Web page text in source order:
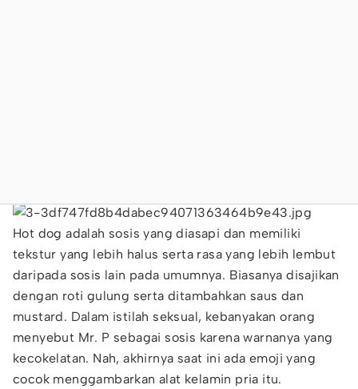
Hot dog adalah sosis yang diasapi dan memiliki
tekstur yang lebih halus serta rasa yang lebih lembut
daripada sosis lain pada umumnya. Biasanya disajikan
dengan roti gulung serta ditambahkan saus dan
mustard. Dalam istilah seksual, kebanyakan orang
menyebut Mr. P sebagai sosis karena warnanya yang
kecokelatan. Nah, akhirnya saat ini ada emoji yang
cocok menggambarkan alat kelamin pria itu.